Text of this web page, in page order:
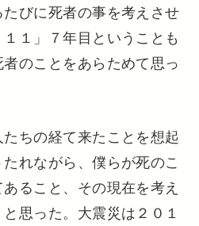
びに死者の事を考えさせ
１」７年目ということも
のことをあらためて思っ
ちの経て来たことを想起
れながら、僕らが死のこ
ること、その現在を考え
思った。大震災は２０１